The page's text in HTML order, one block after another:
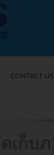
CONTACT US
เก็บ